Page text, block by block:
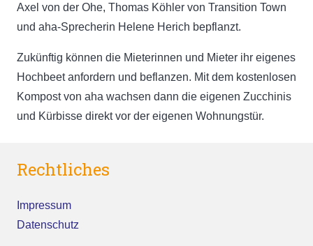
Axel von der Ohe, Thomas Köhler von Transition Town
und aha-Sprecherin Helene Herich bepflanzt.
Zukünftig können die Mieterinnen und Mieter ihr eigenes
Hochbeet anfordern und beflanzen. Mit dem kostenlosen
Kompost von aha wachsen dann die eigenen Zucchinis
und Kürbisse direkt vor der eigenen Wohnungstür.
Rechtliches
Impressum
Datenschutz